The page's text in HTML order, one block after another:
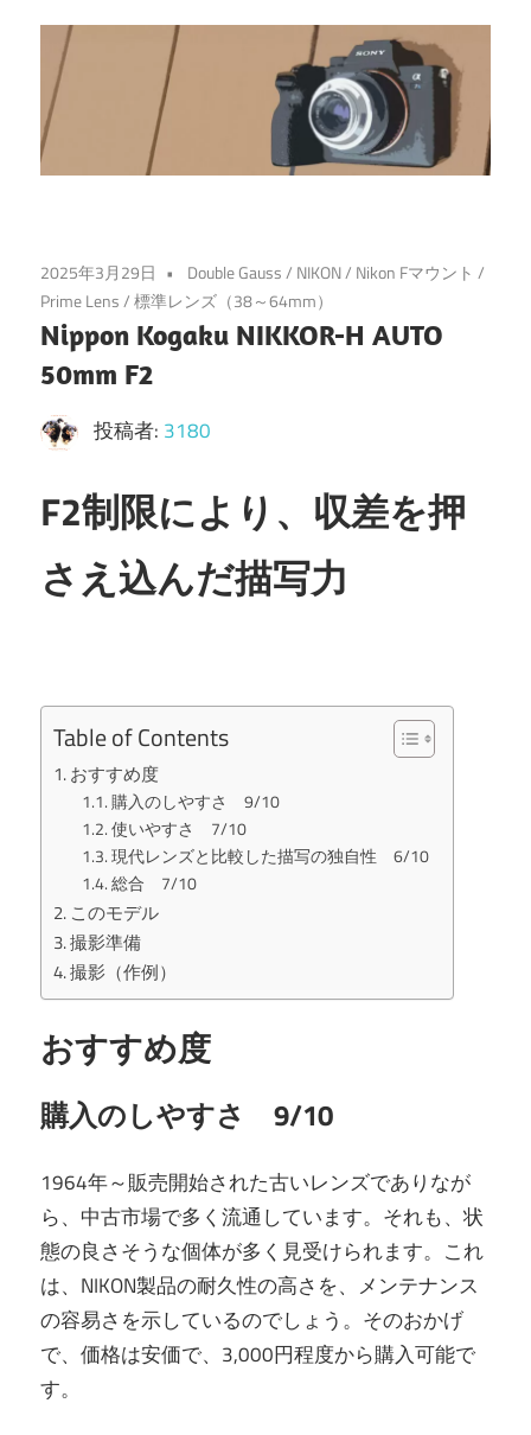
2025年3月29日 Double Gauss/ NIKON/ Nikon Fマウント /
Prime Lens/標準レンズ（38～64mm）
Nippon Kogaku NIKKOR-H AUTO
50mm F2
投稿者: 3180
F2制限により、収差を押
さえ込んだ描写力
Table of Contents
おすすめ度
購入のしやすさ 9/10
使いやすさ 7/10
現代レンズと比較した描写の独自性 6/10
総合 7/10
このモデル
撮影準備
撮影（作例）
おすすめ度
購入のしやすさ 9/10
1964年～販売開始された古いレンズでありなが
ら、中古市場で多く流通しています。それも、状
態の良さそうな個体が多く見受けられます。これ
は、NIKON製品の耐久性の高さを、メンテナンス
の容易さを示しているのでしょう。そのおかげ
で、価格は安価で、3,000円程度から購入可能で
す。